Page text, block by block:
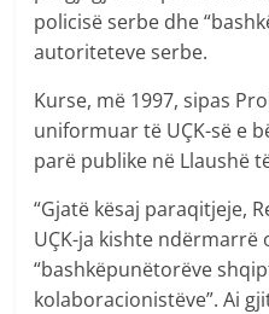
policisë serbe dhe
autoriteteve serbe.
Kurse, më 1997, sipas
uniformuar të UÇK-së e
parë publike në Llaushë
“Gjatë kësaj paraqitjeje,
UÇK-ja kishte
“bashkëpunëtorëve
kolaboracionistëve”. Ai